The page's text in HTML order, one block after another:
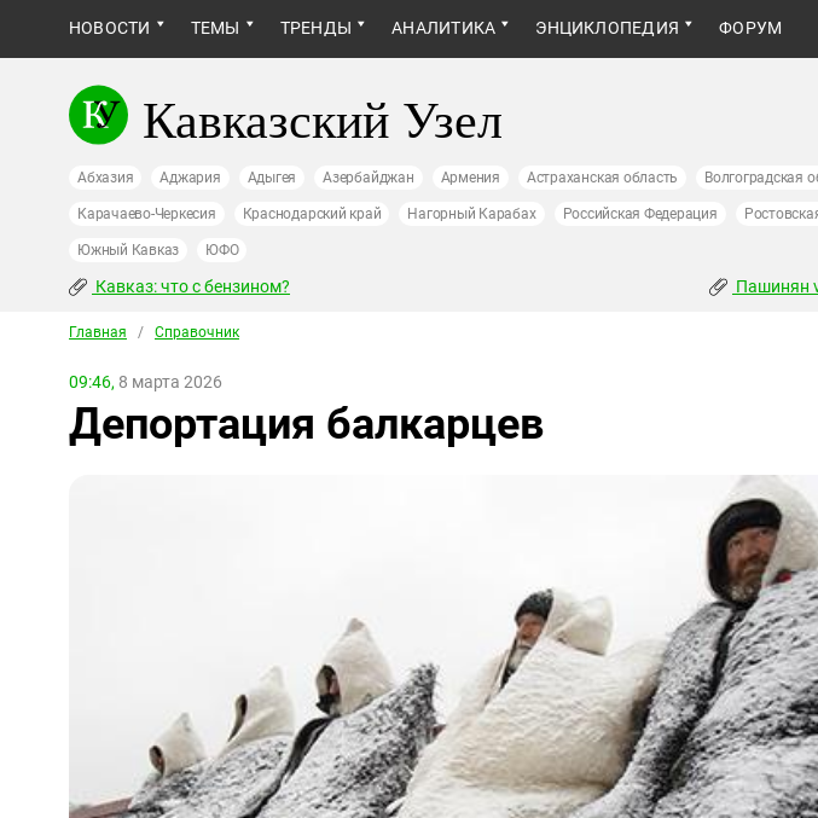
НОВОСТИ ТЕМЫ ТРЕНДЫ АНАЛИТИКА ЭНЦИКЛОПЕДИЯ ФОРУМ
Кавказский Узел
Абхазия Аджария Адыгея Азербайджан Армения Астраханская область Волгоградская
Карачаево-Черкесия Краснодарский край Нагорный Карабах Российская Федерация
Южный Кавказ ЮФО
Кавказ: что с бензином? Пашинян
Главная / Справочник
09:46, 8 марта 2026
Депортация балкарцев